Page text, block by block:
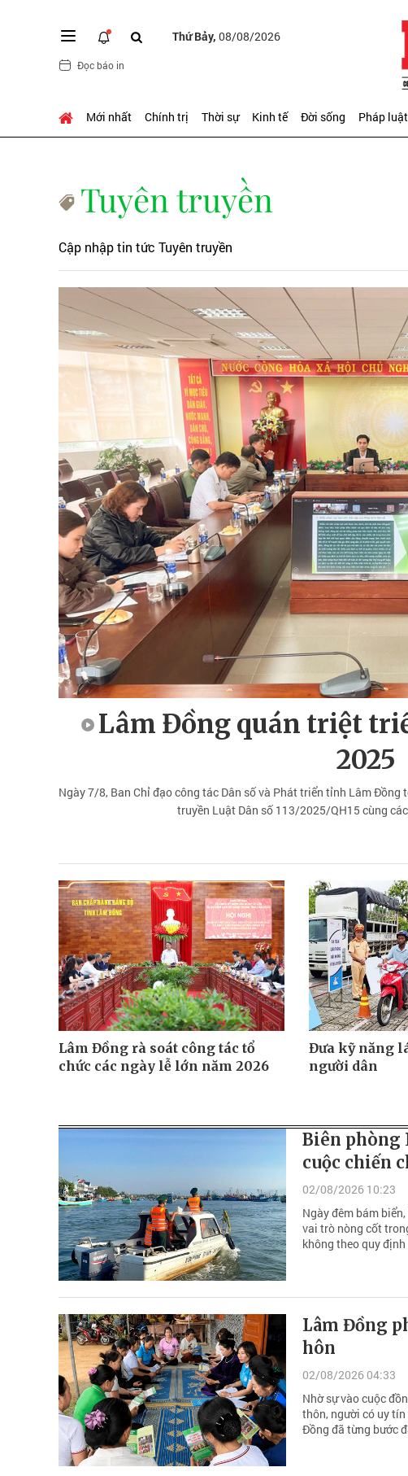
Thứ Bảy, 08/08/2026
Đọc báo in
Mới nhất Chính trị Thời sự Kinh tế Đời sống Pháp luật
Tuyên truyền
Cập nhập tin tức Tuyên truyền
Lâm Đồng quán triệt
2025
Ngày 7/8, Ban Chỉ đạo công tác Dân số và Phát triển tỉnh Lâm
truyền Luật Dân số 113/2025/QH15 cùng
Lâm Đồng rà soát công tác tổ
chức các ngày lễ lớn năm 2026
Đưa kỹ năng
người dân
Biên phòng
cuộc chiến
02/08/2026 10:23
Ngày đêm bám
vai trò nòng cốt
không theo quy định
Lâm Đồng
hôn
02/08/2026 04:33
Nhờ sự vào cuộc
thôn, người có uy
Đồng đã từng bước